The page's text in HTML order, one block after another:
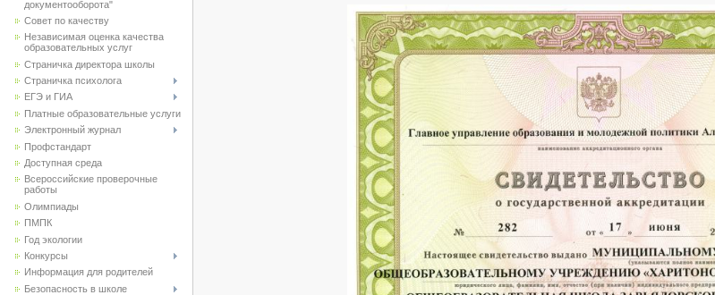
документооборота"
Совет по качеству
Независимая оценка качества
образовательных услуг
Страничка директора школы
Страничка психолога
ЕГЭ и ГИА
Платные образовательные услуги
Электронный журнал
Профстандарт
Доступная среда
Всероссийские проверочные
работы
Олимпиады
ПМПК
Год экологии
Конкурсы
Информация для родителей
Безопасность в школе